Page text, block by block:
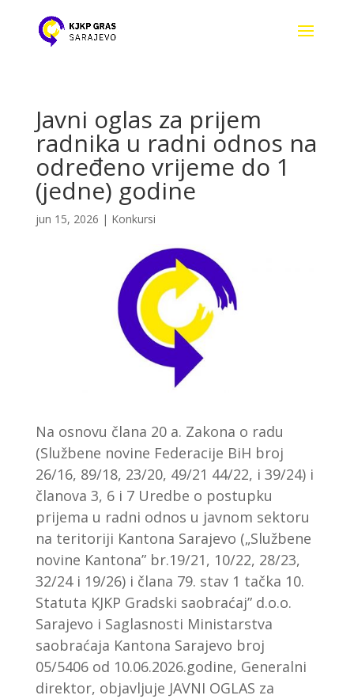
Javni oglas za prijem
radnika u radni odnos na
određeno vrijeme do 1
(jedne) godine
jun 15, 2026 | Konkursi
Na osnovu člana 20 a. Zakona o radu
(Službene novine Federacije BiH broj
26/16, 89/18, 23/20, 49/21 44/22, i 39/24) i
članova 3, 6 i 7 Uredbe o postupku
prijema u radni odnos u javnom sektoru
na teritoriji Kantona Sarajevo („Službene
novine Kantona” br.19/21, 10/22, 28/23,
32/24 i 19/26) i člana 79. stav 1 tačka 10.
Statuta KJKP Gradski saobraćaj” d.o.o.
Sarajevo i Saglasnosti Ministarstva
saobraćaja Kantona Sarajevo broj
05/5406 od 10.06.2026.godine, Generalni
direktor, objavljuje JAVNI OGLAS za